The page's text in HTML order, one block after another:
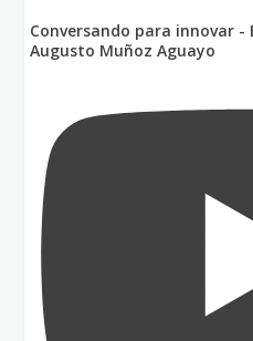
Conversando para innovar -
Augusto Muñoz Aguayo